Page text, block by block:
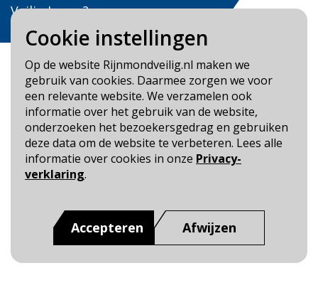
Cookie instellingen
Op de website Rijnmondveilig.nl maken we
gebruik van cookies. Daarmee zorgen we voor
een relevante website. We verzamelen ook
informatie over het gebruik van de website,
onderzoeken het bezoekersgedrag en gebruiken
deze data om de website te verbeteren. Lees alle
informatie over cookies in onze Privacy-
verklaring.
Accepteren Afwijzen
Veilig Leven?
Bel 0900-8387
Blijf op de hoogte
Cookie- en Privacybeleid
Toegankelijkheid
Rijnmond